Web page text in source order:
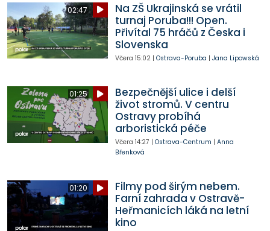
02:47
Na ZŠ Ukrajinská se vrátil
turnaj Poruba!!! Open.
Přivítal 75 hráčů z Česka i
Slovenska
Včera 15:02| Ostrava-Poruba | Jana Lipowská
01:25
Bezpečnější ulice i delší
život stromů. V centru
Ostravy probíhá
arboristická péče
Včera 14:27 | Ostrava-Centrum | Anna
Břenková
01:20
Filmy pod širým nebem.
Farní zahrada v Ostravě-
Heřmanicích láká na letní
kino